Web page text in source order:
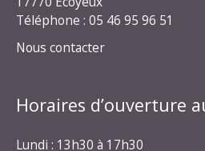
Téléphone : 05 46 95 96 51
Nous contacter
Horaires d’ouverture
Lundi : 13h30 à 17h30